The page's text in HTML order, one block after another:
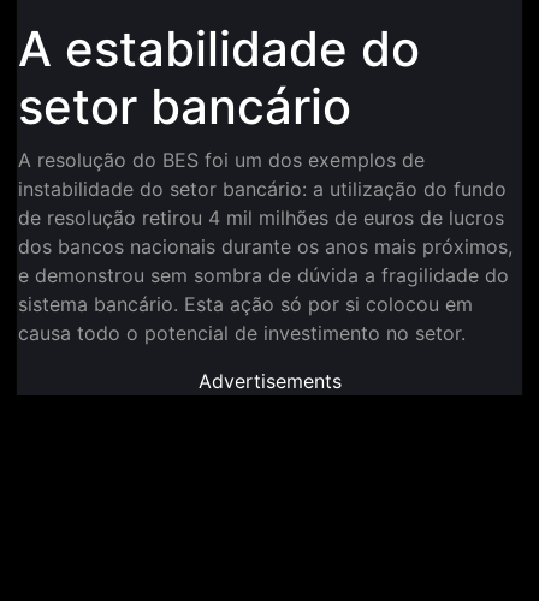
A estabilidade do
setor bancário
A resolução do BES foi um dos exemplos de
instabilidade do setor bancário: a utilização do fundo
de resolução retirou 4 mil milhões de euros de lucros
dos bancos nacionais durante os anos mais próximos,
e demonstrou sem sombra de dúvida a fragilidade do
sistema bancário. Esta ação só por si colocou em
causa todo o potencial de investimento no setor.
Advertisements